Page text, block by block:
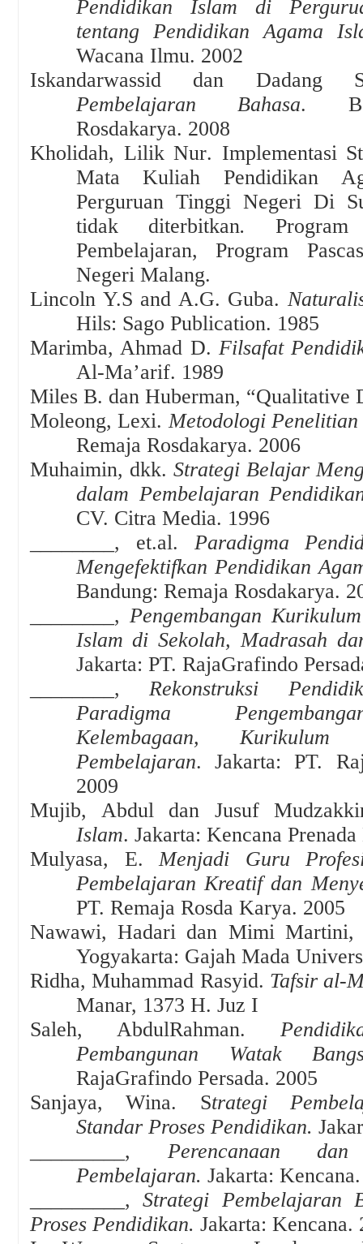
Pendidikan Islam di
tentang Pendidikan Agama
Wacana Ilmu. 2002
Iskandarwassid dan Dadang
Pembelajaran Bahasa.
Rosdakarya. 2008
Kholidah, Lilik Nur. Implementasi
Mata Kuliah Pendidikan
Perguruan Tinggi Negeri Di
tidak diterbitkan.
Pembelajaran, Program
Negeri Malang.
Lincoln Y.S and A.G. Guba.
Hils: Sago Publication. 1985
Marimba, Ahmad D. Filsafat
Al-Ma’arif. 1989
Miles B. dan Huberman, “Qualitative
Moleong, Lexi. Metodologi
Remaja Rosdakarya. 2006
Muhaimin, dkk. Strategi Belajar
dalam Pembelajaran
CV. Citra Media. 1996
, et.al. Paradigma
Mengefektifkan Pendidikan
Bandung: Remaja Rosdakarya.
, Pengembangan
Islam di Sekolah, Madrasah
Jakarta: PT. RajaGrafindo
________,
Rekonstruksi
Paradigma
Kelembagaan,
Pembelajaran.Jakarta: PT.
2009
Mujib, Abdul dan Jusuf
Islam. Jakarta: Kencana
Mulyasa, E.
Menjadi Guru
Pembelajaran Kreatif dan
PT. Remaja Rosda Karya. 2005
Nawawi, Hadari dan Mimi
Yogyakarta: Gajah Mada
Ridha, Muhammad Rasyid. Tafsir al-
Manar, 1373 H. Juz I
Saleh, AbdulRahman.
Pembangunan Watak
RajaGrafindo Persada. 2005
Sanjaya, Wina. Strategi
Standar Proses Pendidikan.
_________, Perencanaan
Pembelajaran. Jakarta:
_________,Strategi Pembelajaran
Proses Pendidikan. Jakarta: Kencana.